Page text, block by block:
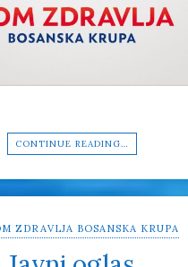
CONTINUE READING…
ZDRAVLJA BOSANSKA KRUPA